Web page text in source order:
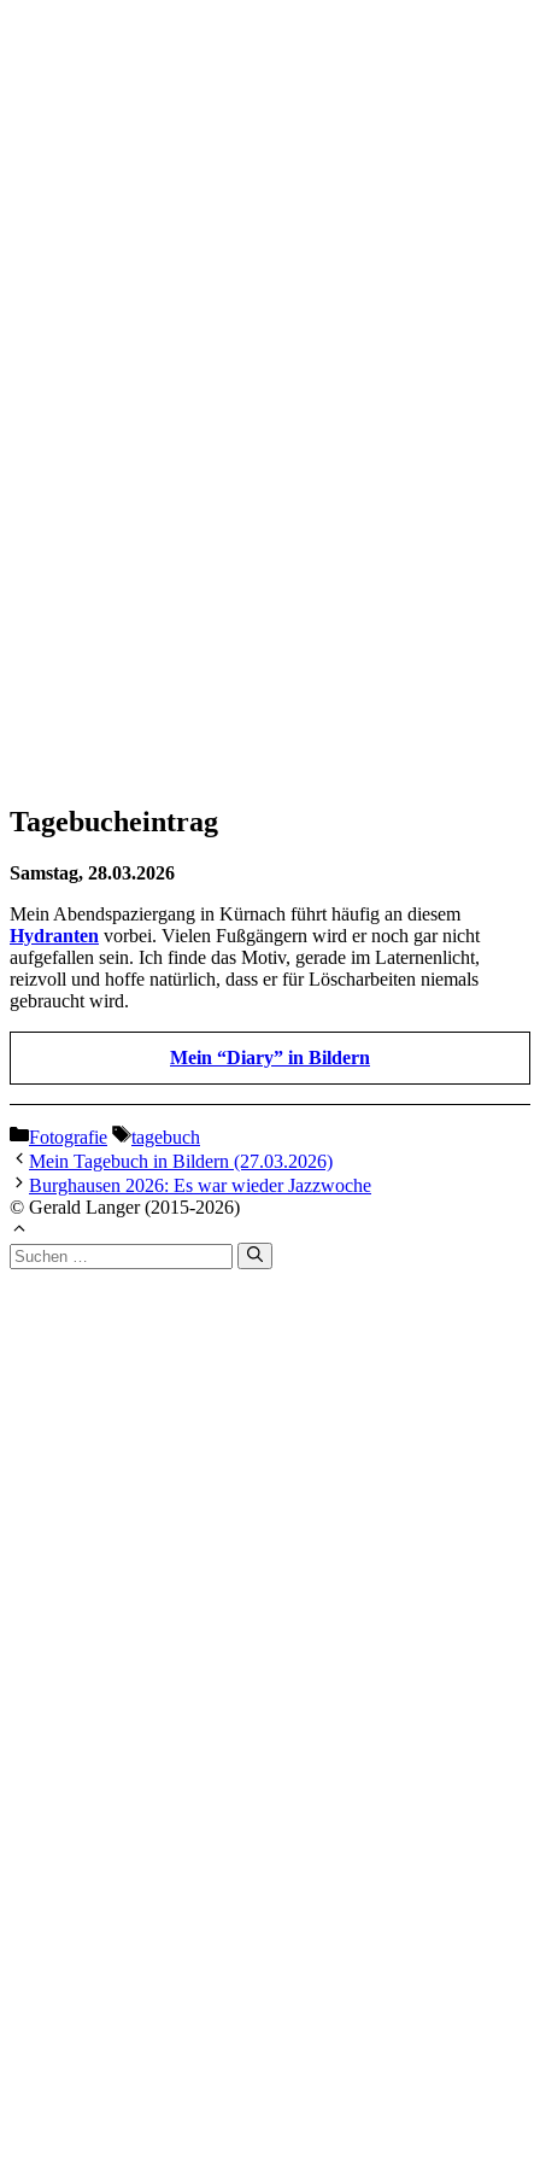
Tagebucheintrag
Samstag, 28.03.2026
Mein Abendspaziergang in Kürnach führt häufig an diesem
Hydranten vorbei. Vielen Fußgängern wird er noch gar nicht
aufgefallen sein. Ich finde das Motiv, gerade im Laternenlicht,
reizvoll und hoffe natürlich, dass er für Löscharbeiten niemals
gebraucht wird.
Mein “Diary” in Bildern
Kategorien
Fotografie Schlagwörter
tagebuch
Mein Tagebuch in Bildern (27.03.2026)
Burghausen 2026: Es war wieder Jazzwoche
© Gerald Langer (2015-2026)
Suchen
nach: